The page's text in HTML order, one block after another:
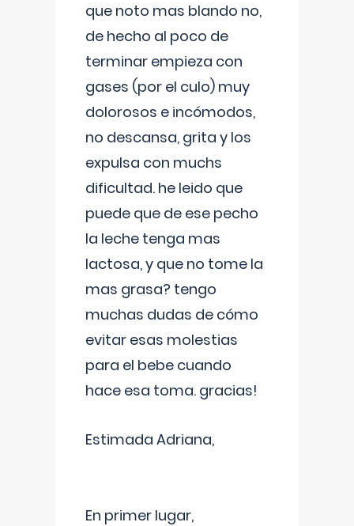
que noto mas blando no,
de hecho al poco de
terminar empieza con
gases (por el culo) muy
dolorosos e incómodos,
no descansa, grita y los
expulsa con muchs
dificultad. he leido que
puede que de ese pecho
la leche tenga mas
lactosa, y que no tome la
mas grasa? tengo
muchas dudas de cómo
evitar esas molestias
para el bebe cuando
hace esa toma. gracias!
Estimada Adriana,
En primer lugar,